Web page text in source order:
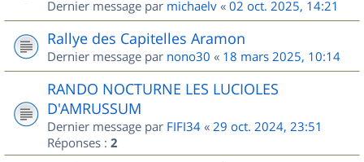
Dernier message par michaelv « 02 oct. 2025, 14:21
Rallye des Capitelles Aramon
Dernier message par nono30 « 18 mars 2025, 10:14
RANDO NOCTURNE LES LUCIOLES
D'AMRUSSUM
Dernier message par FIFI34 « 29 oct. 2024, 23:51
Réponses : 2